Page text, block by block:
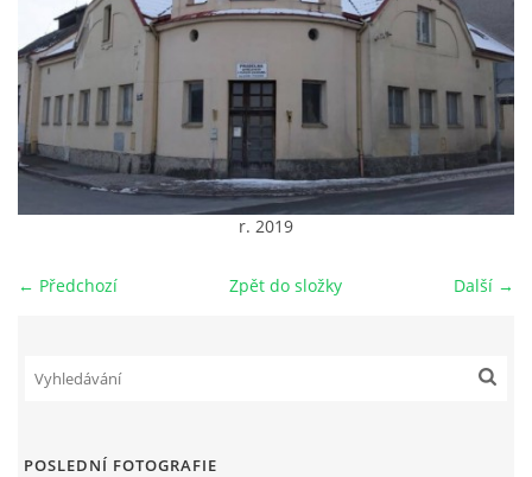
OSTATNÍ
ODKAZY
O NÁS
--------------------------------------------------------------
r. 2019
← Předchozí Další →
Zpět do složky
POSLEDNÍ FOTOGRAFIE